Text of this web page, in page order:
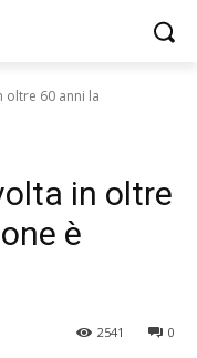
oltre 60 anni la
in oltre
è
0
2541